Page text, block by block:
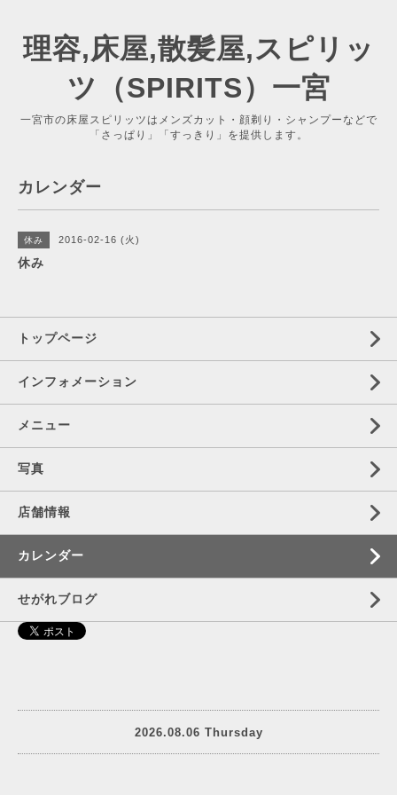
理容,床屋,散髪屋,スピリッ
ツ（SPIRITS）一宮
一宮市の床屋スピリッツはメンズカット・顔剃り・シャンプーなどで
「さっぱり」「すっきり」を提供します。
カレンダー
休み 2016-02-16 (火)
休み
トップページ
インフォメーション
メニュー
写真
店舗情報
カレンダー
せがれブログ
2026.08.06 Thursday